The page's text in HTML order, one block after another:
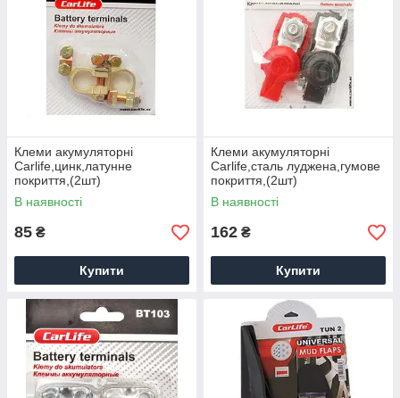
Клеми акумуляторні
Carlife,цинк,латунне
покриття,(2шт)
В наявності
85 ₴
Купити
Клеми акумуляторні
Carlife,сталь луджена,гумове
покриття,(2шт)
В наявності
162 ₴
Купити